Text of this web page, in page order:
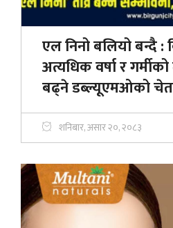
एल निनो बलियो बन्दै :
अत्यधिक वर्षा र
बढ्ने डब्ल्यूएमओको
शनिबार, असार २०, २०८३